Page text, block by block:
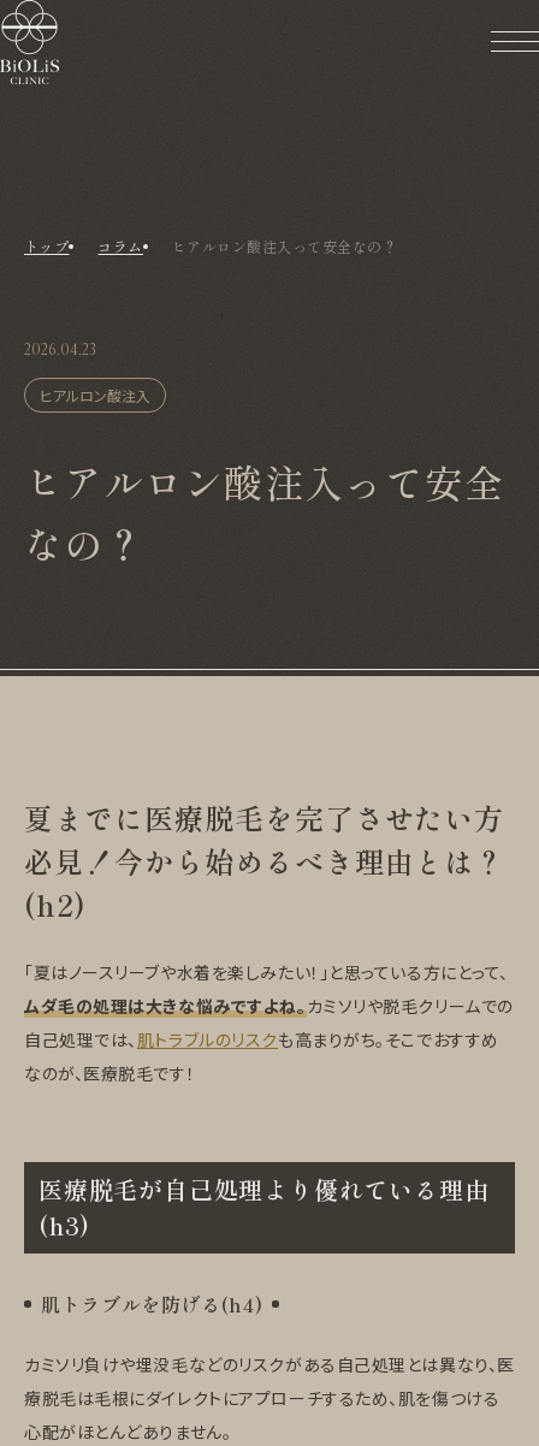
トップ コラム ヒアルロン酸注入って安全なの？
2026.04.23
ヒアルロン酸注入
ヒアルロン酸注入って安全
なの？
夏までに医療脱毛を完了させたい方
必見！今から始めるべき理由とは？
(h2)
「夏はノースリーブや水着を楽しみたい！」と思っている方にとって、
ムダ毛の処理は大きな悩みですよね。カミソリや脱毛クリームでの
自己処理では、 肌トラブルのリスクも高まりがち。そこでおすすめ
なのが、医療脱毛です！
医療脱毛が自己処理より優れている理由
(h3)
肌トラブルを防げる(h4)
カミソリ負けや埋没毛などのリスクがある自己処理とは異なり、医
療脱毛は毛根にダイレクトにアプローチするため、肌を傷つける
心配がほとんどありません。